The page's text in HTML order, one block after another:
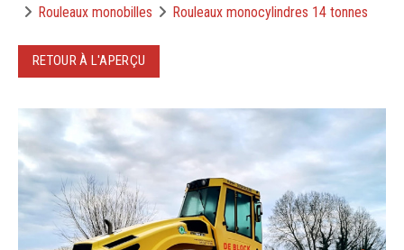
Rouleaux monobilles
Rouleaux monocylindres 14 tonnes
RETOUR À L'APERÇU